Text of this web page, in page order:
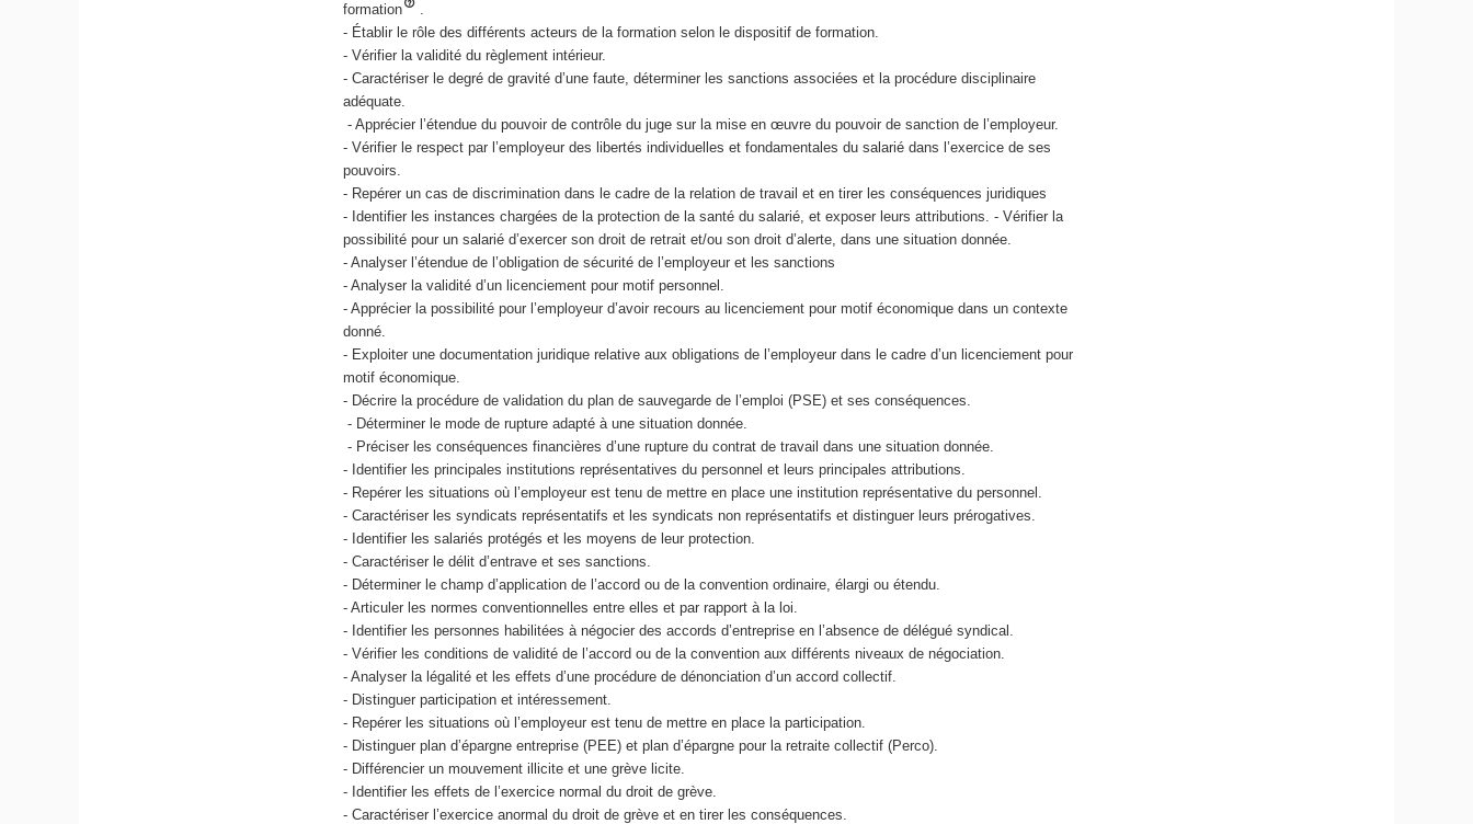
formation
.
- Établir le rôle des différents acteurs de la formation selon le dispositif de formation.
- Vérifier la validité du règlement intérieur.
- Caractériser le degré de gravité d’une faute, déterminer les sanctions associées et la procédure disciplinaire
adéquate.
- Apprécier l’étendue du pouvoir de contrôle du juge sur la mise en œuvre du pouvoir de sanction de l’employeur.
- Vérifier le respect par l’employeur des libertés individuelles et fondamentales du salarié dans l’exercice de ses
pouvoirs.
- Repérer un cas de discrimination dans le cadre de la relation de travail et en tirer les conséquences juridiques
- Identifier les instances chargées de la protection de la santé du salarié, et exposer leurs attributions. - Vérifier la
possibilité pour un salarié d’exercer son droit de retrait et/ou son droit d’alerte, dans une situation donnée.
- Analyser l’étendue de l’obligation de sécurité de l’employeur et les sanctions
- Analyser la validité d’un licenciement pour motif personnel.
- Apprécier la possibilité pour l’employeur d’avoir recours au licenciement pour motif économique dans un contexte
donné.
- Exploiter une documentation juridique relative aux obligations de l’employeur dans le cadre d’un licenciement pour
motif économique.
- Décrire la procédure de validation du plan de sauvegarde de l’emploi (PSE) et ses conséquences.
- Déterminer le mode de rupture adapté à une situation donnée.
- Préciser les conséquences financières d’une rupture du contrat de travail dans une situation donnée.
- Identifier les principales institutions représentatives du personnel et leurs principales attributions.
- Repérer les situations où l’employeur est tenu de mettre en place une institution représentative du personnel.
- Caractériser les syndicats représentatifs et les syndicats non représentatifs et distinguer leurs prérogatives.
- Identifier les salariés protégés et les moyens de leur protection.
- Caractériser le délit d’entrave et ses sanctions.
- Déterminer le champ d’application de l’accord ou de la convention ordinaire, élargi ou étendu.
- Articuler les normes conventionnelles entre elles et par rapport à la loi.
- Identifier les personnes habilitées à négocier des accords d’entreprise en l’absence de délégué syndical.
- Vérifier les conditions de validité de l’accord ou de la convention aux différents niveaux de négociation.
- Analyser la légalité et les effets d’une procédure de dénonciation d’un accord collectif.
- Distinguer participation et intéressement.
- Repérer les situations où l’employeur est tenu de mettre en place la participation.
- Distinguer plan d’épargne entreprise (PEE) et plan d’épargne pour la retraite collectif (Perco).
- Différencier un mouvement illicite et une grève licite.
- Identifier les effets de l’exercice normal du droit de grève.
- Caractériser l’exercice anormal du droit de grève et en tirer les conséquences.